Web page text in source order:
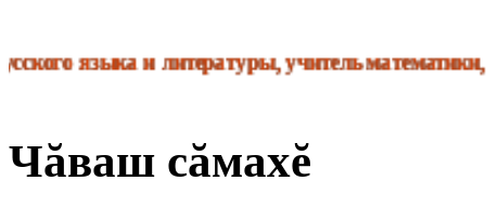
языка и литературы, учитель математики,
Чăваш сăмахĕ